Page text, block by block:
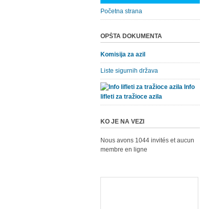
Početna strana
OPŠTA DOKUMENTA
Komisija za azil
Liste sigurnih država
Info
lifleti za tražioce azila
KO JE NA VEZI
Nous avons 1044 invités et aucun
membre en ligne